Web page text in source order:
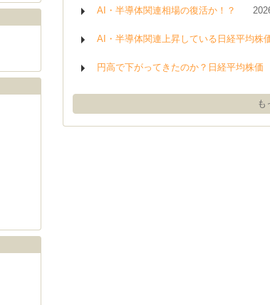
AI・半導体関連相場の復活か！？
AI・半導体関連上昇している日経平均株
円高で下がってきたのか？日経平均株価
も